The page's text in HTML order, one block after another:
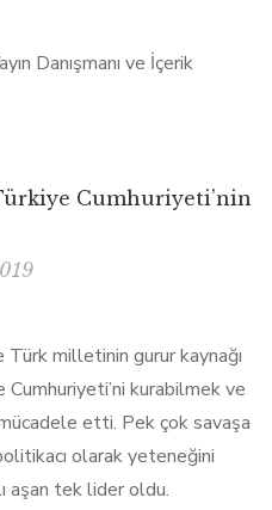
Cumhuriyeti’nin
milletinin gurur kaynağı
kurabilmek ve
etti. Pek çok savaşa
olarak yeteneğini
aşan tek lider oldu.